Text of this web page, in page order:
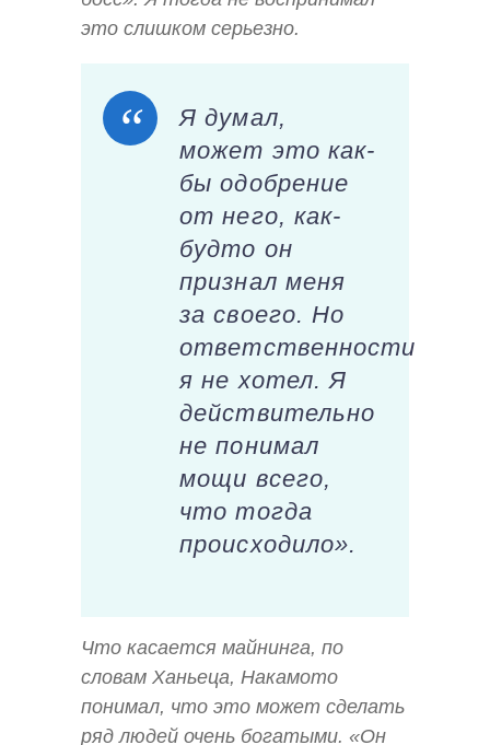
это слишком серьезно.
Я думал,
может это как-
бы одобрение
от него, как-
будто он
признал меня
за своего. Но
ответственности
я не хотел. Я
действительно
не понимал
мощи всего,
что тогда
происходило».
Что касается майнинга, по
словам Ханьеца, Накамото
понимал, что это может сделать
ряд людей очень богатыми. «Он